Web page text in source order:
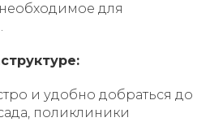
для
и удобно добраться до
поликлиники